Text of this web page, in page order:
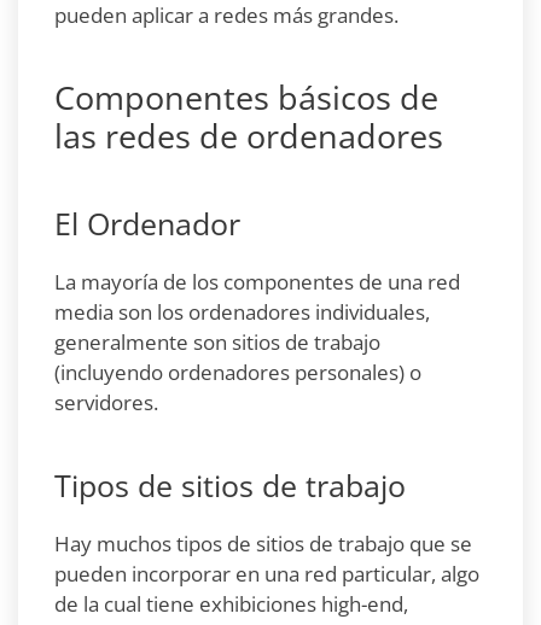
pueden aplicar a redes más grandes.
Componentes básicos de
las redes de ordenadores
El Ordenador
La mayoría de los componentes de una red
media son los ordenadores individuales,
generalmente son sitios de trabajo
(incluyendo ordenadores personales) o
servidores.
Tipos de sitios de trabajo
Hay muchos tipos de sitios de trabajo que se
pueden incorporar en una red particular, algo
de la cual tiene exhibiciones high-end,